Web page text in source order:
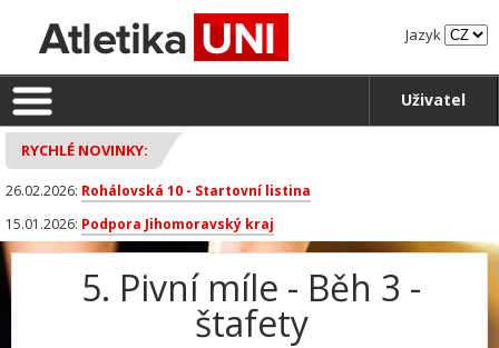
Jazyk
Uživatel
RYCHLÉ NOVINKY:
26.02.2026: Rohálovská 10 - Startovní listina
15.01.2026: Podpora Jihomoravský kraj
5. Pivní míle - Běh 3 -
štafety